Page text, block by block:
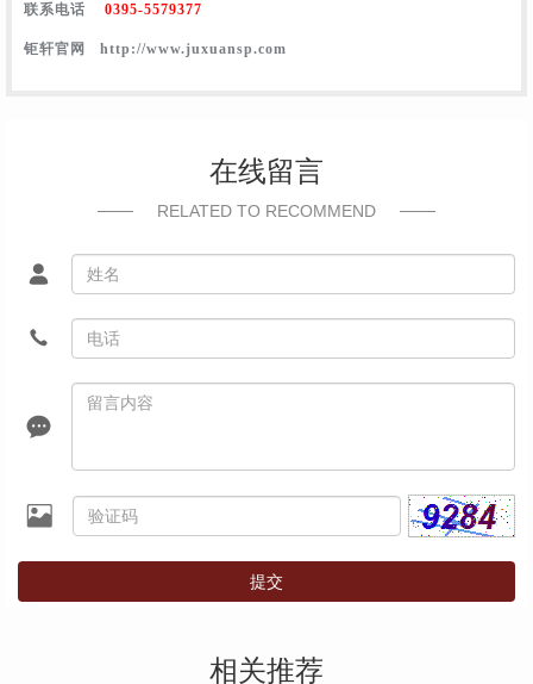
联系电话 0395-5579377
钜轩官网 http://www.juxuansp.com
在线留言
RELATED TO RECOMMEND
提交
相关推荐